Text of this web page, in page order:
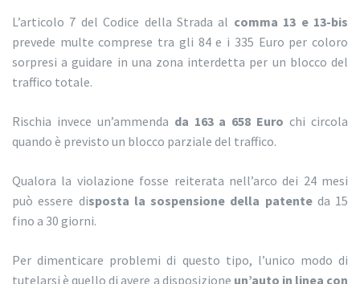
L’articolo 7 del Codice della Strada al comma 13 e 13-bis
prevede multe comprese tra gli 84 e i 335 Euro per coloro
sorpresi a guidare in una zona interdetta per un blocco del
traffico totale.
Rischia invece un’ammenda da 163 a 658 Euro chi circola
quando è previsto un blocco parziale del traffico.
Qualora la violazione fosse reiterata nell’arco dei 24 mesi
può essere disposta la sospensione della patenteda 15
fino a 30 giorni.
Per dimenticare problemi di questo tipo, l’unico modo di
tutelarsi è quello di avere a disposizione un’auto in linea con